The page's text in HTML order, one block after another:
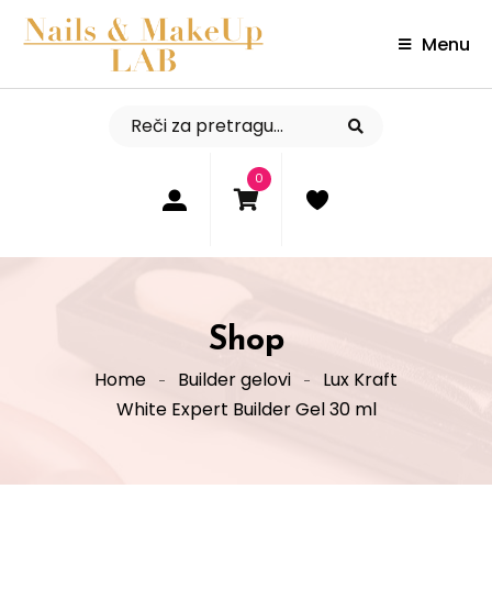
Menu
0
Shop
Home Builder gelovi
Lux Kraft
White Expert Builder Gel 30 ml